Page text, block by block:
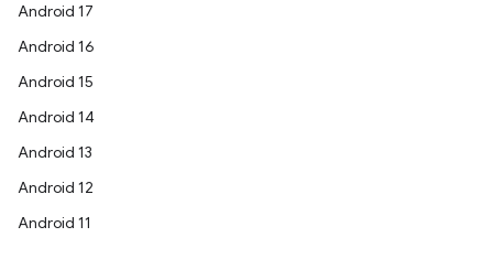
Android 17
Android 16
Android 15
Android 14
Android 13
Android 12
Android 11